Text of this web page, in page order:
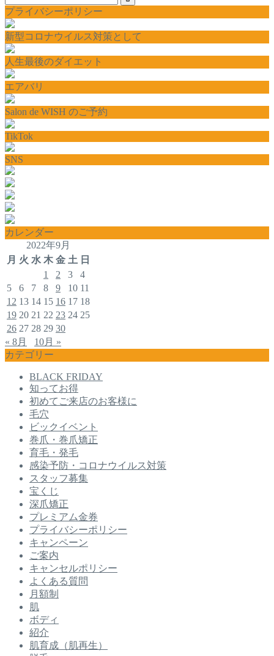
プライバシーポリシー
新型コロナウイルス対策として
人生最後のダイエット
エアバリ
Salon de WISH のご予約
TikTok
SNS
カレンダー
2022年9月
月 火 水 木 金 土 日
1
2 3
4
5
6 7 8 9 10 11
12 13 14 15 16 17 18
19 20 21 22 23 24 25
26 27 28 29 30
« 8月
10月 »
カテゴリー
BLACK FRIDAY
知ってお得
初めてご来店のお客様に
毛穴
ビックイベント
巻爪・巻爪矯正
育毛・発毛
感染予防・コロナウイルス対策
スタッフ募集
宝くじ
深爪矯正
プレミアム金券
プライバシーポリシー
キャンペーン
ご案内
キャンセルポリシー
よくある質問
月額制
肌
ボディ
紹介
肌育成（肌再生）